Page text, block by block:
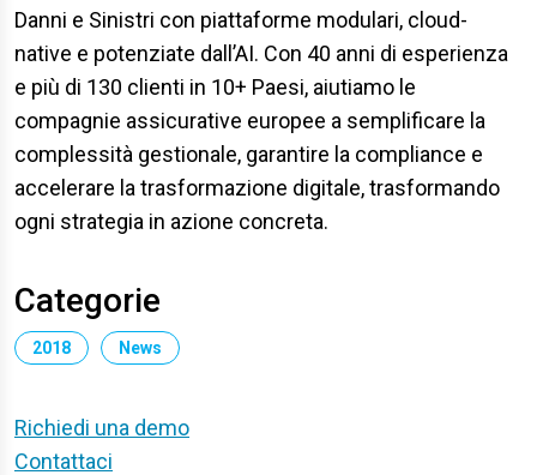
Danni e Sinistri con piattaforme modulari, cloud-
native e potenziate dall’AI. Con 40 anni di esperienza
e più di 130 clienti in 10+ Paesi, aiutiamo le
compagnie assicurative europee a semplificare la
complessità gestionale, garantire la compliance e
accelerare la trasformazione digitale, trasformando
ogni strategia in azione concreta.
Categorie
2018 News
Richiedi una demo
Contattaci